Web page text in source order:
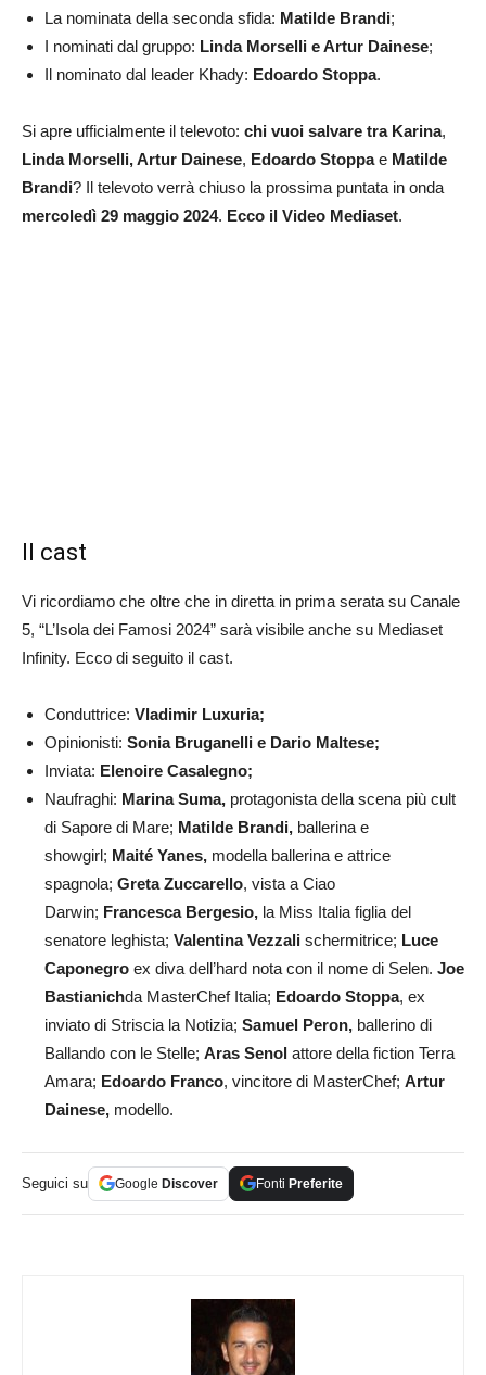
La nominata della seconda sfida: Matilde Brandi;
I nominati dal gruppo: Linda Morselli e Artur Dainese;
Il nominato dal leader Khady: Edoardo Stoppa.
Si apre ufficialmente il televoto: chi vuoi salvare tra Karina,
Linda Morselli, Artur Dainese, Edoardo Stoppae Matilde
Brandi? Il televoto verrà chiuso la prossima puntata in onda
mercoledì 29 maggio 2024. Ecco il Video Mediaset.
Il cast
Vi ricordiamo che oltre che in diretta in prima serata su Canale
5, “L’Isola dei Famosi 2024” sarà visibile anche su Mediaset
Infinity. Ecco di seguito il cast.
Conduttrice: Vladimir Luxuria;
Opinionisti: Sonia Bruganelli e Dario Maltese;
Inviata: Elenoire Casalegno;
Naufraghi: Marina Suma, protagonista della scena più cult
di Sapore di Mare; Matilde Brandi, ballerina e
showgirl; Maité Yanes, modella ballerina e attrice
spagnola; Greta Zuccarello, vista a Ciao
Darwin; Francesca Bergesio, la Miss Italia figlia del
senatore leghista; Valentina Vezzali schermitrice; Luce
Caponegro ex diva dell’hard nota con il nome di Selen. Joe
Bastianichda MasterChef Italia; Edoardo Stoppa, ex
inviato di Striscia la Notizia; Samuel Peron, ballerino di
Ballando con le Stelle; Aras Senol attore della fiction Terra
Amara; Edoardo Franco, vincitore di MasterChef; Artur
Dainese, modello.
Seguici su Google Discover Fonti Preferite